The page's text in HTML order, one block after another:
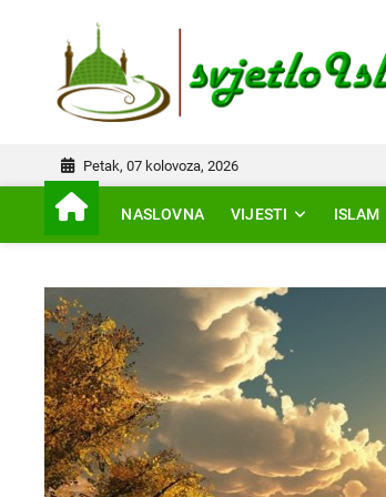
Petak, 07 kolovoza, 2026
NASLOVNA VIJESTI ISLAM